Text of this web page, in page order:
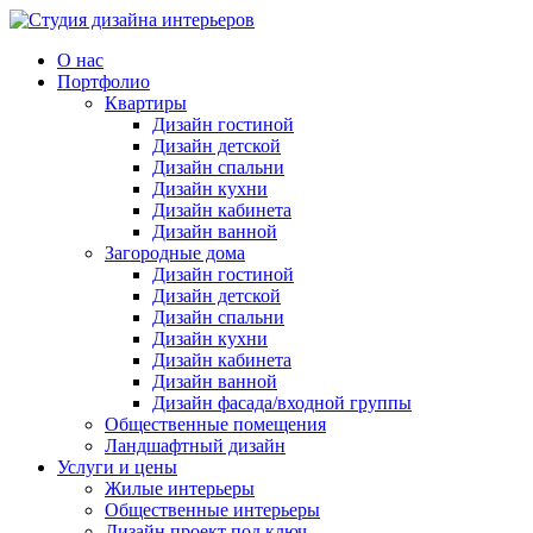
О нас
Портфолио
Квартиры
Дизайн гостиной
Дизайн детской
Дизайн спальни
Дизайн кухни
Дизайн кабинета
Дизайн ванной
Загородные дома
Дизайн гостиной
Дизайн детской
Дизайн спальни
Дизайн кухни
Дизайн кабинета
Дизайн ванной
Дизайн фасада/входной группы
Общественные помещения
Ландшафтный дизайн
Услуги и цены
Жилые интерьеры
Общественные интерьеры